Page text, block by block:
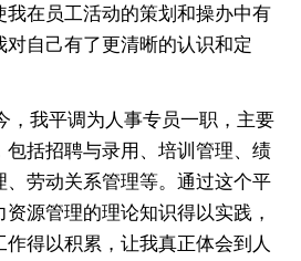
我在员工活动的策划和操办中有
自己有了更清晰的认识和定
，我平调为人事专员一职，主要
包括招聘与录用、培训管理、绩
、劳动关系管理等。通过这个平
源管理的理论知识得以实践，
作得以积累，让我真正体会到人